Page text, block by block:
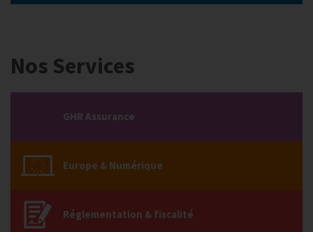
Nos Services
GHR Assurance
Europe & Numérique
Réglementation & fiscalité